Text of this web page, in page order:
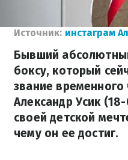
Источник: инстаграм
Бывший
боксу, который
звание временного
Александр Усик
своей детской
чему он ее достиг.